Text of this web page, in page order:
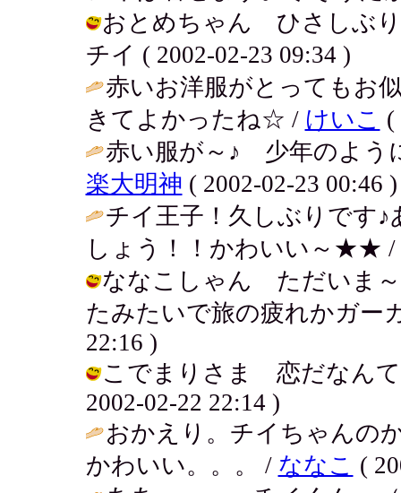
おとめちゃん ひさしぶ
チイ ( 2002-02-23 09:34 )
赤いお洋服がとってもお
きてよかったね☆ / けいこ (
赤い服が～♪ 少年のよ
楽大明神 ( 2002-02-23 00:46 )
チイ王子！久しぶりです
しょう！！かわいい～★★ /
ななこしゃん ただいま～
たみたいで旅の疲れかガー
22:16 )
こでまりさま 恋だなん
2002-02-22 22:14 )
おかえり。チイちゃんの
かわいい。。。 / ななこ (